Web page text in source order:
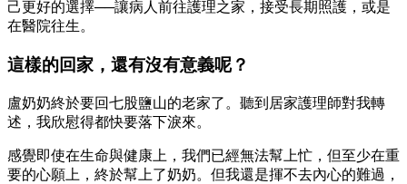
己更好的選擇──讓病人前往護理之家，接受長期照護，或是
在醫院往生。
這樣的回家，還有沒有意義呢？
盧奶奶終於要回七股鹽山的老家了。聽到居家護理師對我轉
述，我欣慰得都快要落下淚來。
感覺即使在生命與健康上，我們已經無法幫上忙，但至少在重
要的心願上，終於幫上了奶奶。但我還是揮不去內心的難過，